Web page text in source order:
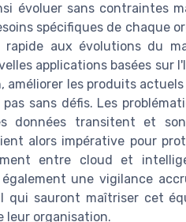
évoluer sans contraintes
spécifiques de chaque
rapide aux évolutions du
applications basées sur
améliorer les produits
sans défis. Les
données transitent et
alors impérative pour
entre cloud et
une vigilance
qui sauront maîtriser cet
leur organisation.